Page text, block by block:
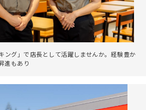
ング」で店長として活躍しませんか。経験豊か
進もあり